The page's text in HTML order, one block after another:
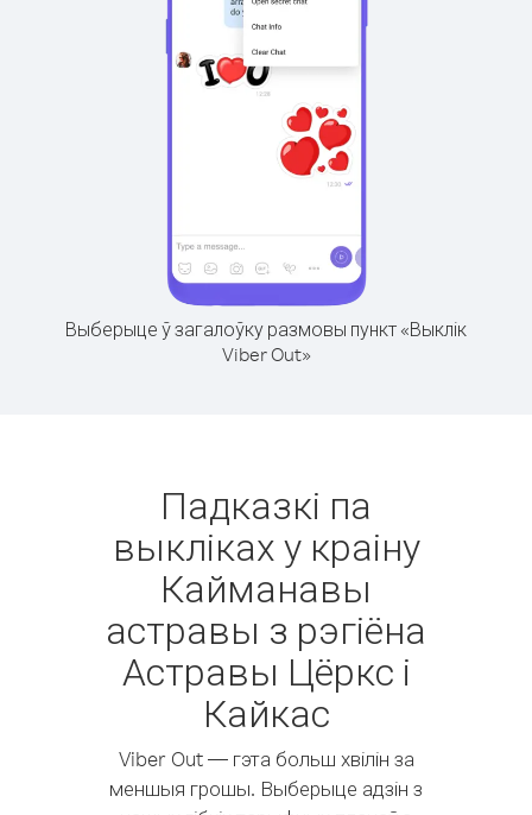
Выберыце ў загалоўку размовы пункт «Выклік
Viber Out»
Падказкі па
выкліках у краіну
Кайманавы
астравы з рэгіёна
Астравы Цёркс і
Кайкас
Viber Out — гэта больш хвілін за
меншыя грошы. Выберыце адзін з